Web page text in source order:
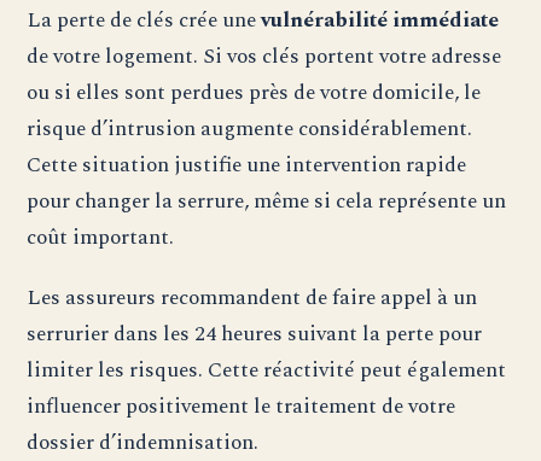
La perte de clés crée unevulnérabilité immédiate
de votre logement. Si vos clés portent votre adresse
ou si elles sont perdues près de votre domicile, le
risque d’intrusion augmente considérablement.
Cette situation justifie une intervention rapide
pour changer la serrure, même si cela représente un
coût important.
Les assureurs recommandent de faire appel à un
serrurier dans les 24 heures suivant la perte pour
limiter les risques. Cette réactivité peut également
influencer positivement le traitement de votre
dossier d’indemnisation.